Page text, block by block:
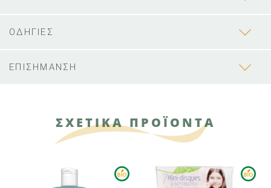
ΟΔΗΓΙΕΣ
ΕΠΙΣΗΜΑΝΣΗ
ΣΧΕΤΙΚΑ ΠΡΟΪΟΝΤΑ